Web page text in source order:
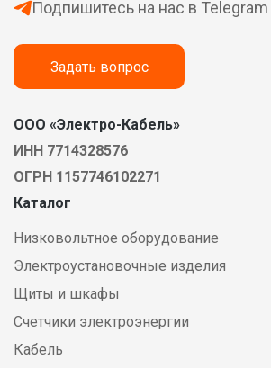
Подпишитесь на нас в Telegram
Задать вопрос
ООО «Электро-Кабель»
ИНН 7714328576
ОГРН 1157746102271
Каталог
Низковольтное оборудование
Электроустановочные изделия
Щиты и шкафы
Счетчики электроэнергии
Кабель